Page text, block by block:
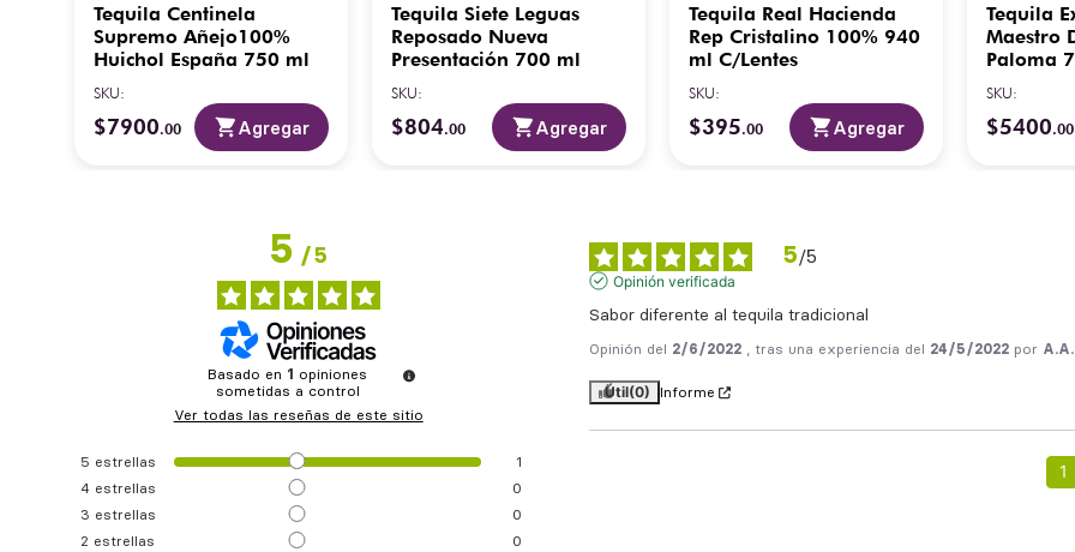
Tequila Centinela
Supremo Añejo100%
Huichol España 750 ml
SKU:
$7900.00 Agregar
Tequila Siete Leguas
Reposado Nueva
Presentación 700 ml
SKU:
$804.00 Agregar
Tequila Real Hacienda
Rep Cristalino 100% 940
ml C/Lentes
SKU:
$395.00 Agregar
Tequila
Maestro
Paloma
SKU:
$5400.00
5/5
Basado en 1
opiniones
sometidas a control
Ver todas las reseñas de este sitio
5 estrellas
1
4 estrellas
0
3 estrellas
0
2 estrellas 0
5/5
Opinión verificada
Sabor diferente al tequila tradicional
Opinión del 2/6/2022 , tras una experiencia del 24/5/2022 por A.A.
Útil(0) Informe
1